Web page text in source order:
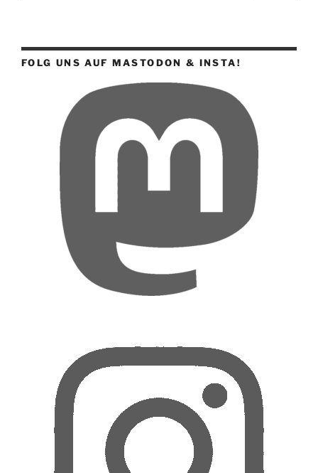
FOLG UNS AUF MASTODON & INSTA!